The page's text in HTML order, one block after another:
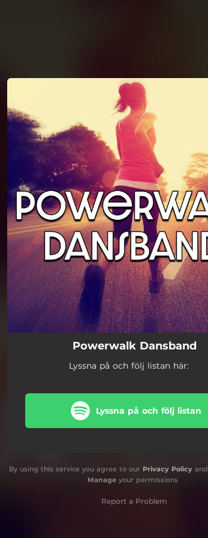
You're all set!
Powerwalk Dansband
Lyssna på och följ listan här:
Lyssna på och följ listan
By using this service you agree to our Privacy Policy and
Manageyour permissions
Report a Problem